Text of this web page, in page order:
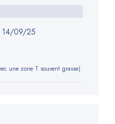
Date
14/09/25
une zone T souvent grasse)